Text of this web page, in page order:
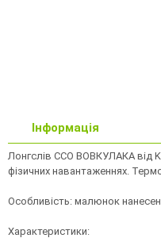
Інформація
Лонгслів ССО ВОВКУЛАКА від
фізичних навантаженнях.
Особливість: малюнок
Характеристики: